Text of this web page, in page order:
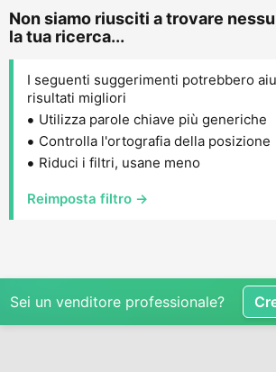
Non siamo riusciti a trovare
la tua ricerca...
I seguenti suggerimenti potrebbero
risultati migliori
Utilizza parole chiave più generiche
Controlla l'ortografia della posizione
Riduci i filtri, usane meno
Reimposta filtro →
Sei un venditore professionale?